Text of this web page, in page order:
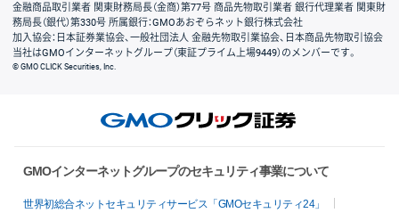
金融商品取引業者 関東財務局長（金商）第77号 商品先物取引業者 銀行代理業者 関東財
務局長（銀代）第330号 所属銀行：GMOあおぞらネット銀行株式会社
加入協会：日本証券業協会、一般社団法人 金融先物取引業協会、日本商品先物取引協会
当社はGMOインターネットグループ（東証プライム上場9449）のメンバーです。
© GMO CLICK Securities, Inc.
GMOインターネットグループのセキュリティ事業について
世界初総合ネットセキュリティサービス「GMOセキュリティ24」